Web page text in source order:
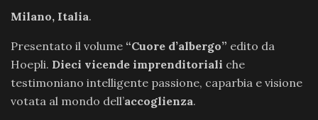
Milano, Italia.
Presentato il volume “Cuore d’albergo” edito da
Hoepli. Dieci vicende imprenditoriali che
testimoniano intelligente passione, caparbia e visione
votata al mondo dell’accoglienza.